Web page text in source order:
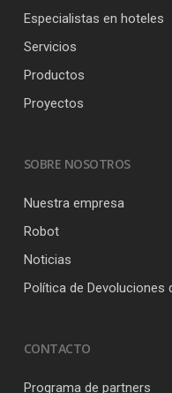
Especialistas en hoteles
Servicios
Productos
Proyectos
SOBRE NOSOTROS
Nuestra empresa
Robot
Noticias
Política de Devoluciones
CONTACTO
Programa de partners